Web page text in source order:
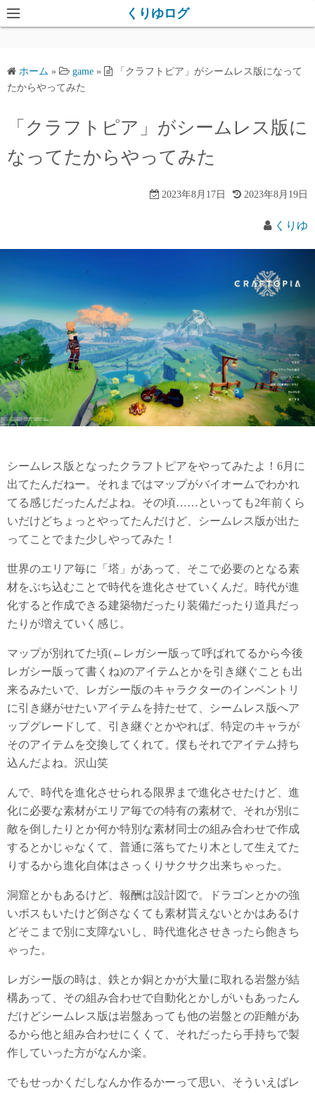
コ
ン
ツ
ッ
くりゆログ
ホーム » game »
「クラフトピア」がシームレス版になって
たからやってみた
「クラフトピア」がシームレス版に
なってたからやってみた
2023年8月17日 2023年8月19日
くりゆ
シームレス版となったクラフトピアをやってみたよ！6月に
出てたんだねー。それまではマップがバイオームでわかれ
てる感じだったんだよね。その頃……といっても2年前くら
いだけどちょっとやってたんだけど、シームレス版が出た
ってことでまた少しやってみた！
世界のエリア毎に「塔」があって、そこで必要のとなる素
材をぶち込むことで時代を進化させていくんだ。時代が進
化すると作成できる建築物だったり装備だったり道具だっ
たりが増えていく感じ。
マップが別れてた頃(←レガシー版って呼ばれてるから今後
レガシー版って書くね)のアイテムとかを引き継ぐことも出
来るみたいで、レガシー版のキャラクターのインベントリ
に引き継がせたいアイテムを持たせて、シームレス版へア
ップグレードして、引き継ぐとかやれば、特定のキャラが
そのアイテムを交換してくれて。僕もそれでアイテム持ち
込んだよね。沢山笑
んで、時代を進化させられる限界まで進化させたけど、進
化に必要な素材がエリア毎での特有の素材で、それが別に
敵を倒したりとか何か特別な素材同士の組み合わせで作成
するとかじゃなくて、普通に落ちてたり木として生えてた
りするから進化自体はさっくりサクサク出来ちゃった。
洞窟とかもあるけど、報酬は設計図で。ドラゴンとかの強
いボスもいたけど倒さなくても素材貰えないとかはあるけ
どそこまで別に支障ないし、時代進化させきったら飽きち
ゃった。
レガシー版の時は、鉄とか銅とかが大量に取れる岩盤が結
構あって、その組み合わせで自動化とかしがいもあったん
だけどシームレス版は岩盤あっても他の岩盤との距離があ
るから他と組み合わせにくくて、それだったら手持ちで製
作していった方がなんか楽。
でもせっかくだしなんか作るかーって思い、そういえばレ